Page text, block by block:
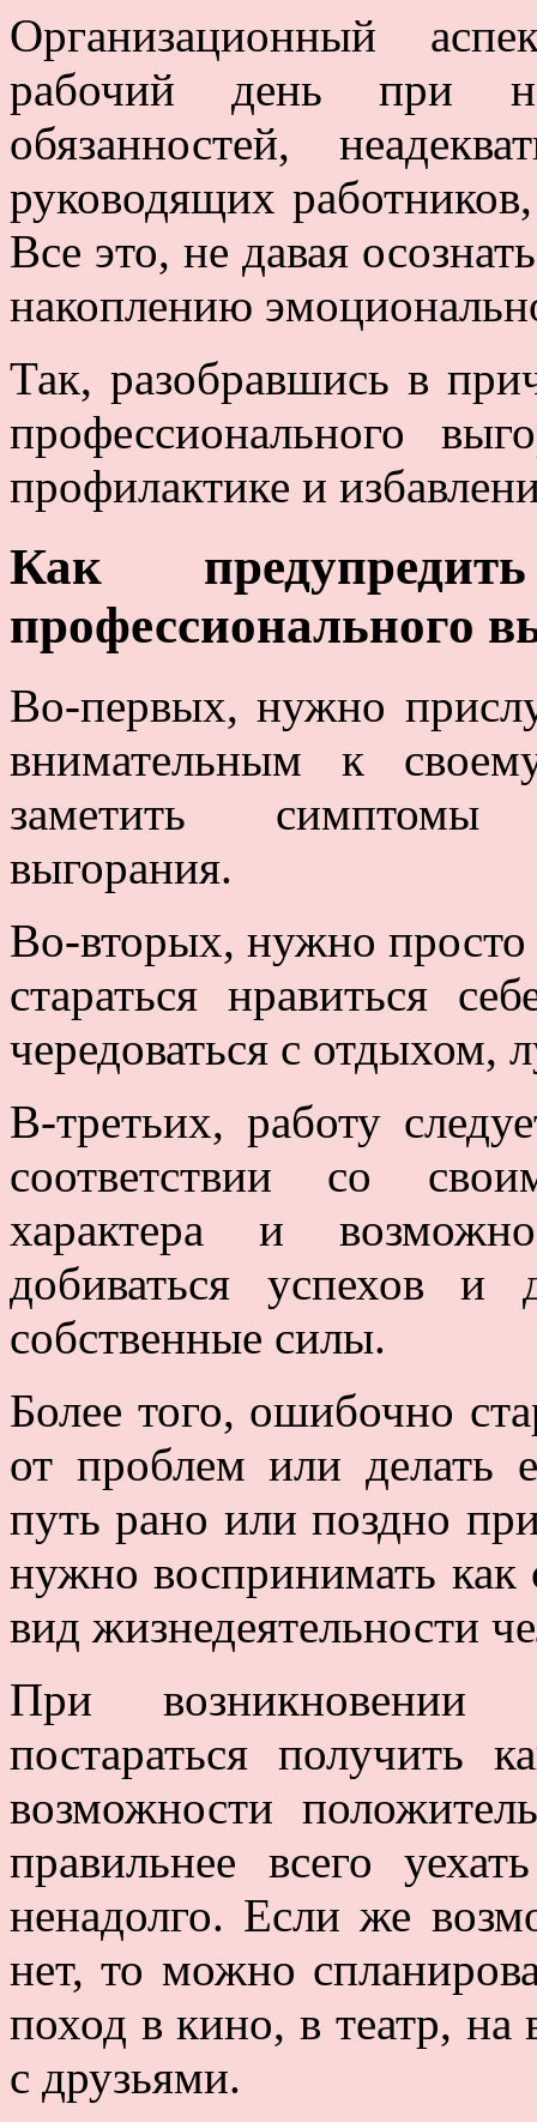
Организационный
рабочий день при
обязанностей,
руководящих
Все это, не давая
накоплению
Так, разобравшись в
профессионального
профилактике и
Как
профессионального
Во-первых, нужно
внимательным к
заметить симптомы
выгорания.
Во-вторых, нужно просто
стараться нравиться
чередоваться с отдыхом,
В-третьих, работу
соответствии со
характера и
добиваться успехов и
собственные силы.
Более того, ошибочно
от проблем или делать
путь рано или поздно
нужно воспринимать как
вид жизнедеятельности
При возникновении
постараться получить
возможности
правильнее всего
ненадолго. Если же
нет, то можно
поход в кино, в театр,
с друзьями.